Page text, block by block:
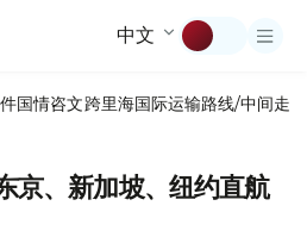
中文
国情咨文跨里海国际运输路线/中间走廊
京、新加坡、纽约直航